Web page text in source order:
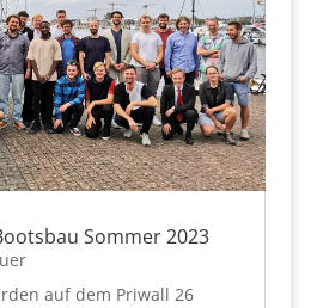
Sommer 2023
auf dem Priwall 26